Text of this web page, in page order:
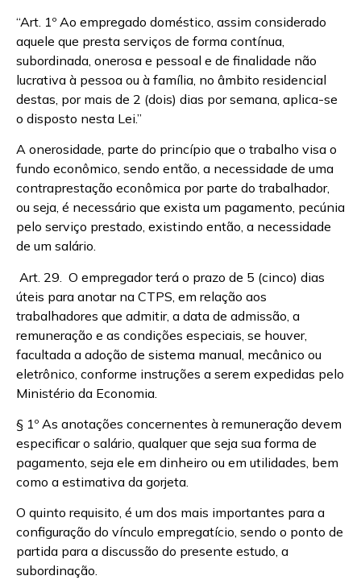
“Art. 1º Ao empregado doméstico, assim considerado
aquele que presta serviços de forma contínua,
subordinada, onerosa e pessoal e de finalidade não
lucrativa à pessoa ou à família, no âmbito residencial
destas, por mais de 2 (dois) dias por semana, aplica-se
o disposto nesta Lei.”
A onerosidade, parte do princípio que o trabalho visa o
fundo econômico, sendo então, a necessidade de uma
contraprestação econômica por parte do trabalhador,
ou seja, é necessário que exista um pagamento, pecúnia
pelo serviço prestado, existindo então, a necessidade
de um salário.
Art. 29. O empregador terá o prazo de 5 (cinco) dias
úteis para anotar na CTPS, em relação aos
trabalhadores que admitir, a data de admissão, a
remuneração e as condições especiais, se houver,
facultada a adoção de sistema manual, mecânico ou
eletrônico, conforme instruções a serem expedidas pelo
Ministério da Economia.
§ 1º As anotações concernentes à remuneração devem
especificar o salário, qualquer que seja sua forma de
pagamento, seja ele em dinheiro ou em utilidades, bem
como a estimativa da gorjeta.
O quinto requisito, é um dos mais importantes para a
configuração do vínculo empregatício, sendo o ponto de
partida para a discussão do presente estudo, a
subordinação.